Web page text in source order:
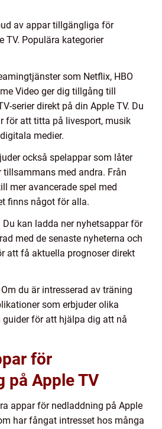
av appar tillgängliga för
TV. Populära kategorier
som Netflix, HBO
Video ger dig tillgång till
serier direkt på din Apple TV. Du
för att titta på livesport, musik
medier.
också spelappar som låter
tillsammans med andra. Från
mer avancerade spel med
finns något för alla.
Du kan ladda ner nyhetsappar för
med de senaste nyheterna och
att få aktuella prognoser direkt
du är intresserad av träning
som erbjuder olika
för att hjälpa dig att nå
för
på Apple TV
appar för nedladdning på Apple
har fångat intresset hos många